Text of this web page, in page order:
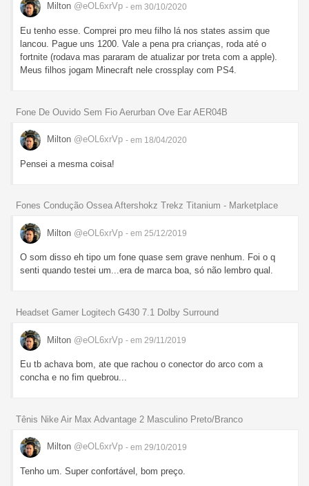
Milton @eOL6xrVp - em 30/10/2020
Eu tenho esse. Comprei pro meu filho lá nos states assim que
lancou. Pague uns 1200. Vale a pena pra crianças, roda até o
fortnite (rodava mas pararam de atualizar por treta com a apple).
Meus filhos jogam Minecraft nele crossplay com PS4.
Fone De Ouvido Sem Fio Aerurban Ove Ear AER04B
Milton @eOL6xrVp - em 18/04/2020
Pensei a mesma coisa!
Fones Condução Ossea Aftershokz Trekz Titanium - Marketplace
Milton @eOL6xrVp - em 25/12/2019
O som disso eh tipo um fone quase sem grave nenhum. Foi o q
senti quando testei um...era de marca boa, só não lembro qual.
Headset Gamer Logitech G430 7.1 Dolby Surround
Milton @eOL6xrVp - em 29/11/2019
Eu tb achava bom, ate que rachou o conector do arco com a
concha e no fim quebrou...
Tênis Nike Air Max Advantage 2 Masculino Preto/Branco
Milton @eOL6xrVp - em 29/10/2019
Tenho um. Super confortável, bom preço.